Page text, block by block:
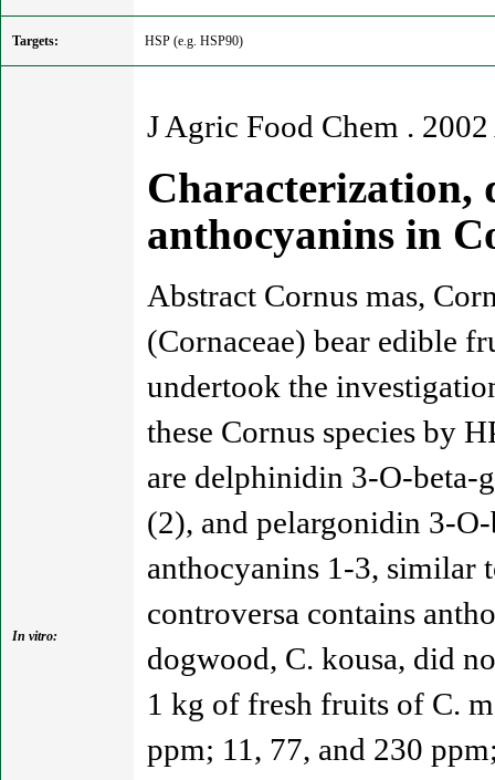
Targets: HSP (e.g. HSP90)
In vitro:
J Agric Food Chem .
Characterization,
anthocyanins in
Abstract Cornus mas,
(Cornaceae) bear edible
undertook the
these Cornus species by
are delphinidin 3-O-beta-
(2), and pelargonidin 3-
anthocyanins 1-3, similar
controversa contains
dogwood, C. kousa, did
1 kg of fresh fruits of C.
ppm; 11, 77, and 230